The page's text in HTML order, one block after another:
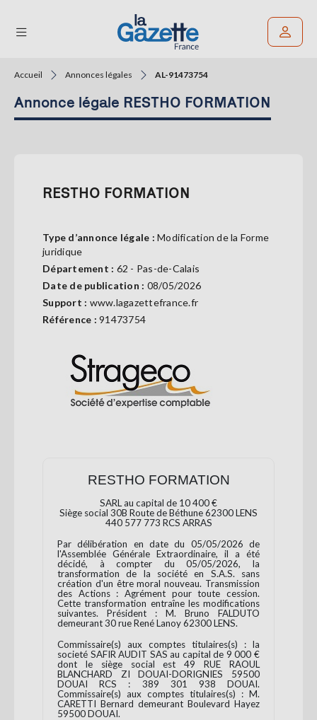
THÉMATIQUES
SERVICES
GAZETTE
Se
Accueil Annonces légales AL-91473754
Annonce légale RESTHO FORMATION
RESTHO FORMATION
Type d’annonce légale : Modification de la Forme
juridique
Département : 62 - Pas-de-Calais
Date de publication : 08/05/2026
Support : www.lagazettefrance.fr
Référence : 91473754
RESTHO FORMATION
SARL au capital de 10 400 €
Siège social 30B Route de Béthune 62300 LENS
440 577 773 RCS ARRAS
Par délibération en date du 05/05/2026 de
l'Assemblée Générale Extraordinaire, il a été
décidé, à compter du 05/05/2026, la
transformation de la société en S.A.S. sans
création d'un être moral nouveau. Transmission
des Actions : Agrément pour toute cession.
Cette transformation entraîne les modifications
suivantes. Président : M. Bruno FALDUTO
demeurant 30 rue René Lanoy 62300 LENS.
Commissaire(s) aux comptes titulaires(s) : la
societé SAFIR AUDIT SAS au capital de 9 000 €
dont le siège social est 49 RUE RAOUL
BLANCHARD ZI DOUAI-DORIGNIES 59500
DOUAI RCS : 389 301 938 DOUAI.
Commissaire(s) aux comptes titulaires(s) : M.
CARETTI Bernard demeurant Boulevard Hayez
59500 DOUAI.